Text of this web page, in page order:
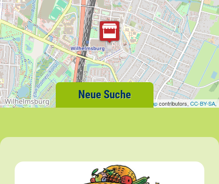
OpenStreetMapcontributors, CC-BY-SA,
Neue Suche